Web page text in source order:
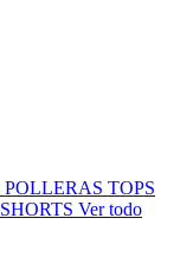
POLLERAS TOPS
SHORTS Ver todo